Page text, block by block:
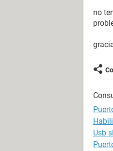
no
Usb